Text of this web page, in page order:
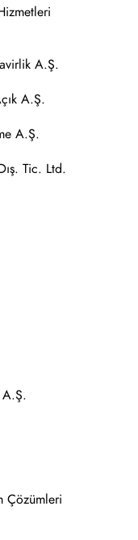
A.Ş.
A.Ş.
A.Ş.
Tic. Ltd.
Çözümleri